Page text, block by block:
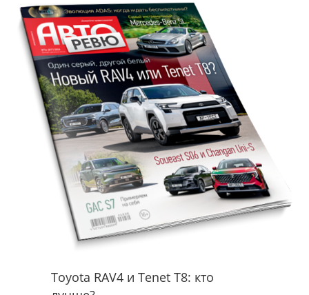
Toyota RAV4 и Tenet T8: кто